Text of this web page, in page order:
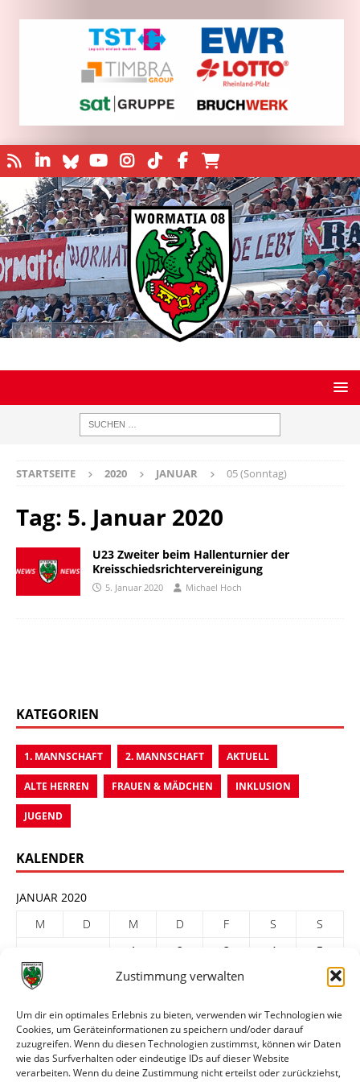
Zustimmung verwalten
Um dir ein optimales Erlebnis zu bieten, verwenden wir Technologien wie
Cookies, um Geräteinformationen zu speichern und/oder darauf
zuzugreifen. Wenn du diesen Technologien zustimmst, können wir Daten
wie das Surfverhalten oder eindeutige IDs auf dieser Website
verarbeiten. Wenn du deine Zustimmung nicht erteilst oder zurückziehst,
STARTSEITE 2020 JANUAR 05 (Sonntag)
Tag: 5. Januar 2020
U23 Zweiter beim Hallenturnier der
Kreisschiedsrichtervereinigung
5. Januar 2020 Michael Hoch
KATEGORIEN
1. MANNSCHAFT 2. MANNSCHAFT AKTUELL
ALTE HERREN FRAUEN & MÄDCHEN INKLUSION
JUGEND
KALENDER
JANUAR 2020
M
D M D F S
S
1
2 3 4
5
6
8 9 10
20
21 22 23 24 25
27
28 29 30
31